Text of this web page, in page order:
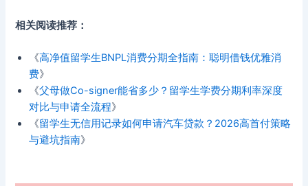
相关阅读推荐：
《高净值留学生BNPL消费分期全指南：聪明借钱优雅消
费》
《父母做Co-signer能省多少？留学生学费分期利率深度
对比与申请全流程》
《留学生无信用记录如何申请汽车贷款？2026高首付策略
与避坑指南》